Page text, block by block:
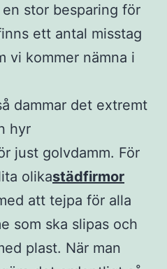
stor besparing för
ett antal misstag
vi kommer nämna i
dammar det extremt
hyr
just golvdamm. För
olikastädfirmor
att tejpa för alla
som ska slipas och
plast. När man